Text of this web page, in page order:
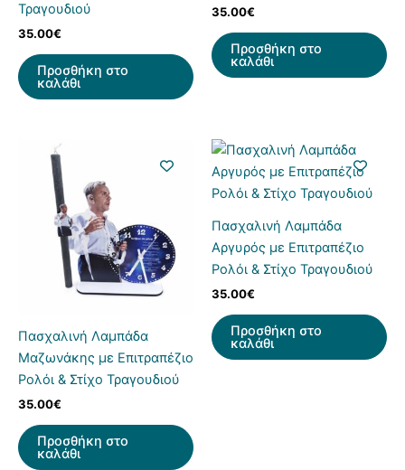
Τραγουδιού
35.00€
Προσθήκη στο
καλάθι
35.00€
Προσθήκη στο
καλάθι
Πασχαλινή Λαμπάδα
Μαζωνάκης με Επιτραπέζιο
Ρολόι & Στίχο Τραγουδιού
35.00€
Προσθήκη στο
καλάθι
Πασχαλινή Λαμπάδα
Αργυρός με Επιτραπέζιο
Ρολόι & Στίχο Τραγουδιού
35.00€
Προσθήκη στο
καλάθι